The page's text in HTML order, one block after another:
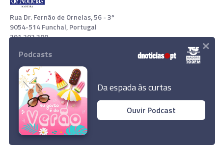
Outono chegou com a continuidade das noites
tropicais
Ler Artigo
Rua Dr. Fernão de Ornelas, 56 - 3º
9054-514 Funchal, Portugal
291 202 300
Download App
© 2022 Empresa Diário de Notícias, Lda. Todos os direitos
reservados.
Podcasts
Da espada às curtas
Ouvir Podcast
×